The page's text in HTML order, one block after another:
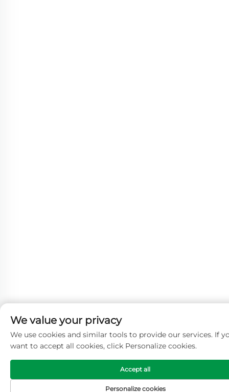
We value your privacy
We use cookies and similar tools to provide our services. If
want to accept all cookies, click Personalize cookies.
Personalize cookies
Accept all